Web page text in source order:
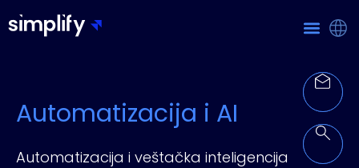
Automatizacija i AI
Automatizacija i veštačka inteligencija